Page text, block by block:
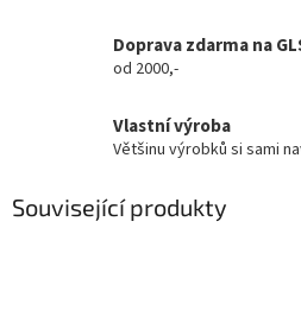
Doprava zdarma na
od 2000,-
Vlastní výroba
Většinu výrobků si sami
Související produkty